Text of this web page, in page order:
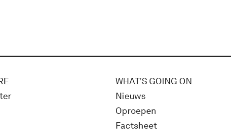
WHAT'S GOING ON
Nieuws
Oproepen
Factsheet